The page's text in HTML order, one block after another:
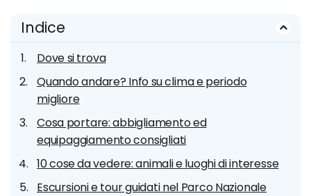
Indice
Dove si trova
Quando andare? Info su clima e periodo
migliore
Cosa portare: abbigliamento ed
equipaggiamento consigliati
10 cose da vedere: animali e luoghi di interesse
Escursioni e tour guidati nel Parco Nazionale